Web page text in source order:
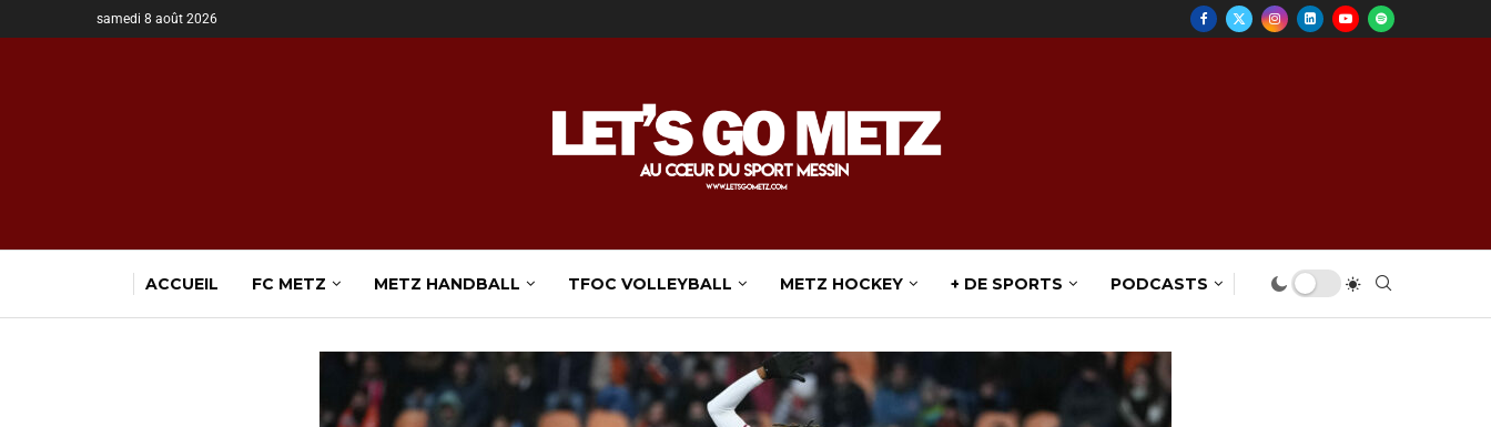
samedi 8 août 2026
ACCUEIL FC METZ METZ HANDBALL TFOC VOLLEYBALL METZ HOCKEY + DE SPORTS PODCASTS